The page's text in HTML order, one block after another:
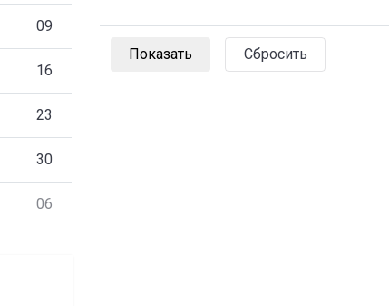
09
16
23
30
06
Сбросить